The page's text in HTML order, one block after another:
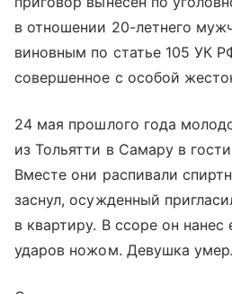
в отношении 20-летнего
виновным по статье 105 УК
совершенное с особой
24 мая прошлого года
из Тольятти в Самару в
Вместе они распивали
заснул, осужденный
в квартиру. В ссоре он нанес
ударов ножом. Девушка